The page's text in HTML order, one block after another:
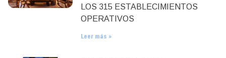
LOS 315 ESTABLECIMIENTOS
OPERATIVOS
Leer más »